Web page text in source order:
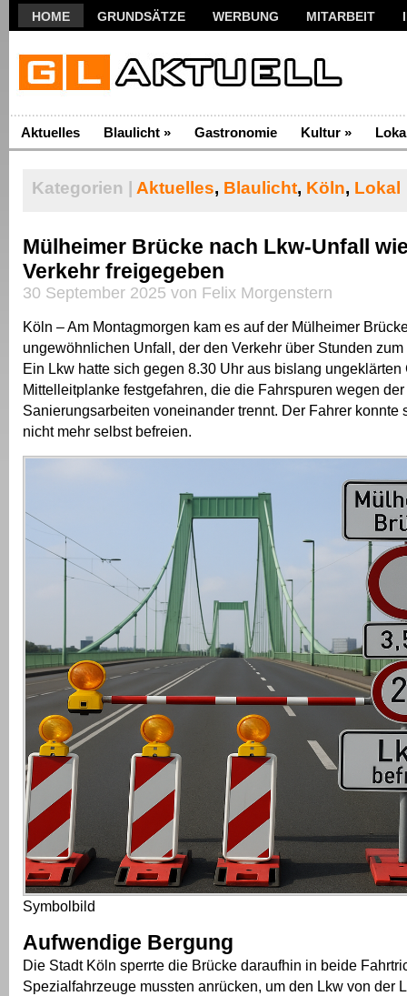
HOME GRUNDSÄTZE WERBUNG MITARBEIT
Aktuelles Blaulicht » Gastronomie Kultur »
Kategorien | Aktuelles, Blaulicht, Köln, Lokal
Mülheimer Brücke nach Lkw-Unfall
Verkehr freigegeben
30 September 2025 von Felix Morgenstern
Köln – Am Montagmorgen kam es auf der Mülheimer
ungewöhnlichen Unfall, der den Verkehr über Stunden
Ein Lkw hatte sich gegen 8.30 Uhr aus bislang ungeklärten
Mittelleitplanke festgefahren, die die Fahrspuren wegen
Sanierungsarbeiten voneinander trennt. Der Fahrer konnte
nicht mehr selbst befreien.
Symbolbild
Aufwendige Bergung
Die Stadt Köln sperrte die Brücke daraufhin in beide
Spezialfahrzeuge mussten anrücken, um den Lkw von der